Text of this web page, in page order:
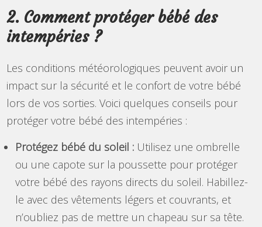
2. Comment protéger bébé des
intempéries ?
Les conditions météorologiques peuvent avoir un
impact sur la sécurité et le confort de votre bébé
lors de vos sorties. Voici quelques conseils pour
protéger votre bébé des intempéries :
Protégez bébé du soleil : Utilisez une ombrelle
ou une capote sur la poussette pour protéger
votre bébé des rayons directs du soleil. Habillez-
le avec des vêtements légers et couvrants, et
n’oubliez pas de mettre un chapeau sur sa tête.